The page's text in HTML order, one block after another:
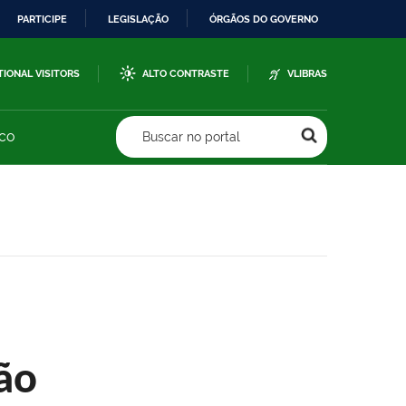
PARTICIPE LEGISLAÇÃO ÓRGÃOS DO GOVERNO
VISITORS ALTO CONTRASTE VLIBRAS
Buscar no portal